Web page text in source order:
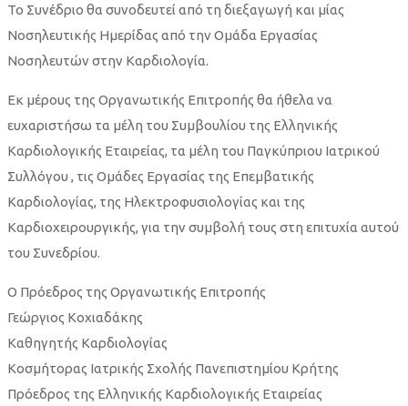
Το Συνέδριο θα συνοδευτεί από τη διεξαγωγή και μίας
Νοσηλευτικής Ημερίδας από την Ομάδα Εργασίας
Νοσηλευτών στην Καρδιολογία.
Εκ μέρους της Οργανωτικής Επιτροπής θα ήθελα να
ευχαριστήσω τα μέλη του Συμβουλίου της Ελληνικής
Καρδιολογικής Εταιρείας, τα μέλη του Παγκύπριου Ιατρικού
Συλλόγου , τις Ομάδες Εργασίας της Επεμβατικής
Καρδιολογίας, της Ηλεκτροφυσιολογίας και της
Καρδιοχειρουργικής, για την συμβολή τους στη επιτυχία αυτού
του Συνεδρίου.
Ο Πρόεδρος της Οργανωτικής Επιτροπής
Γεώργιος Κοχιαδάκης
Καθηγητής Καρδιολογίας
Κοσμήτορας Ιατρικής Σχολής Πανεπιστημίου Κρήτης
Πρόεδρος της Ελληνικής Καρδιολογικής Εταιρείας